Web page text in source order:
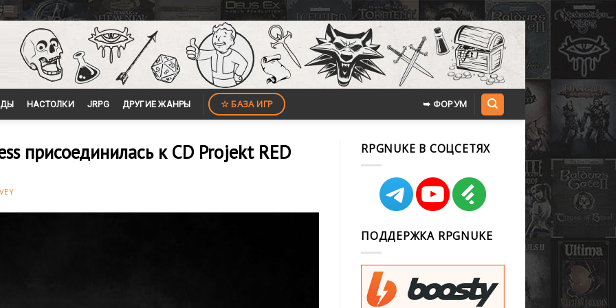
НАСТОЛКИ JRPG ДРУГИЕ ЖАНРЫ ☆ БАЗА ИГР ➥ ФОРУМ
присоединилась к CD Projekt RED RPGNUKE В СОЦСЕТЯХ
ПОДДЕРЖКА RPGNUKE